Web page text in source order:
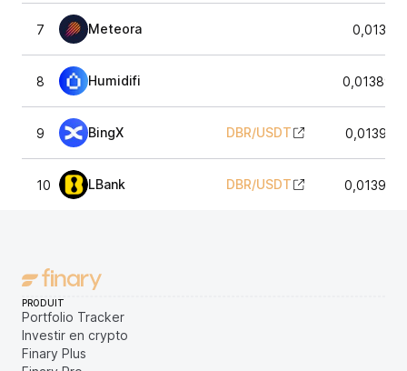
7 Meteora
8 Humidifi
9 BingX DBR/USDT
10 LBank DBR/USDT
PRODUIT
Portfolio Tracker
Investir en crypto
Finary Plus